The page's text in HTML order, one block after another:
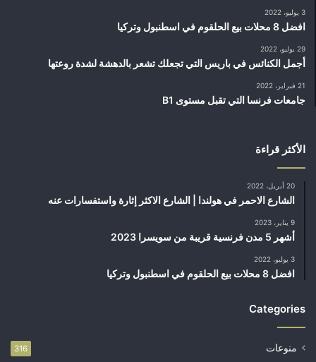
3 يوليو، 2022
افضل 8 محلات بيع الحلقوم في اسطنبول وتركيا
29 يوليو، 2022
أجمل الكنائس في باريس التي تجعلك تشعر بالدهشة لشدة روعتها
21 فبراير، 2022
جامعات فرنسا التي تقبل مستوى B1
الأكثر قراءة
20 أبريل، 2022
الشارع الاحمر في هولندا | الشارع الاكثر إثارة واستفسارات عنه
9 يناير، 2023
أشهر 5 مدن فرنسية قريبة من سويسرا 2023
3 يوليو، 2022
افضل 8 محلات بيع الحلقوم في اسطنبول وتركيا
Categories
منوعات 316